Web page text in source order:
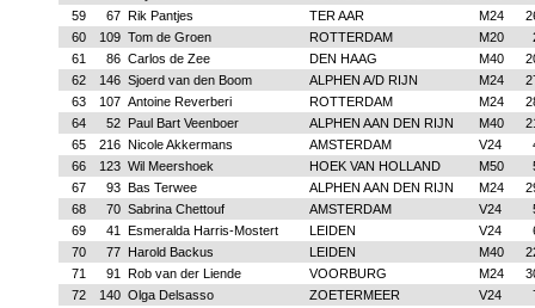
59
67 Rik Pantjes TER AAR M24
60
109 Tom de Groen ROTTERDAM M20
61
86 Carlos de Zee DEN HAAG M40
62
146 Sjoerd van den Boom ALPHEN A/D RIJN M24
63
107 Antoine Reverberi ROTTERDAM M24
64
52 Paul Bart Veenboer ALPHEN AAN DEN RIJN M40
65
216 Nicole Akkermans AMSTERDAM V24
66
123 Wil Meershoek HOEK VAN HOLLAND M50
67
93 Bas Terwee ALPHEN AAN DEN RIJN M24
68
70 Sabrina Chettouf AMSTERDAM V24
69
41 Esmeralda Harris-Mostert LEIDEN V24
70
77 Harold Backus LEIDEN M40
71
91 Rob van der Liende VOORBURG M24
72
140 Olga Delsasso ZOETERMEER V24